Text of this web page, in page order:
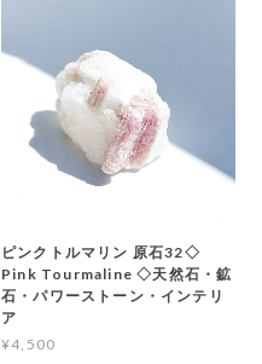
ピンクトルマリン 原石32◇
Pink Tourmaline ◇天然石・鉱
石・パワーストーン・インテリ
ア
¥4,500